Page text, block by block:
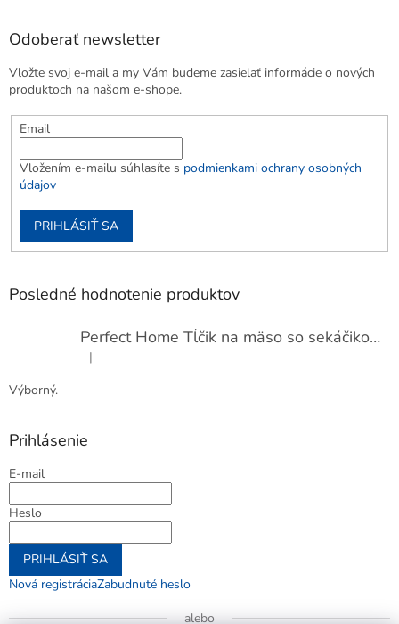
Odoberať newsletter
Vložte svoj e-mail a my Vám budeme zasielať informácie o nových
produktoch na našom e-shope.
Email
Vložením e-mailu súhlasíte s podmienkami ochrany osobných
údajov
PRIHLÁSIŤ SA
Posledné hodnotenie produktov
Perfect Home Tĺčik na mäso so sekáčikom, 56893
Hodnotenie produktu je 5 z 5 hviezdičiek.
|
Výborný.
Prihlásenie
E-mail
Heslo
PRIHLÁSIŤ SA
Nová registráciaZabudnuté heslo
alebo